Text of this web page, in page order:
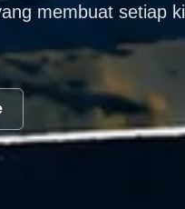
membuat setiap